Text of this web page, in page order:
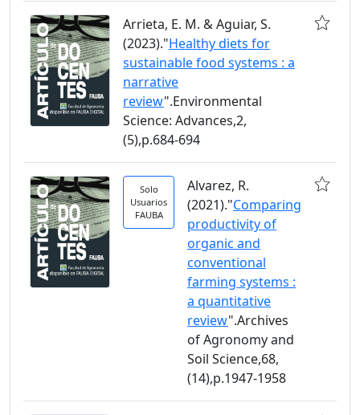
Arrieta, E. M. & Aguiar, S.
(2023)."Healthy diets for
sustainable food systems : a
narrative
review".Environmental
Science: Advances,2,
(5),p.684-694
Solo
Usuarios
FAUBA
Alvarez, R.
(2021)."Comparing
productivity of
organic and
conventional
farming systems :
a quantitative
review".Archives
of Agronomy and
Soil Science,68,
(14),p.1947-1958